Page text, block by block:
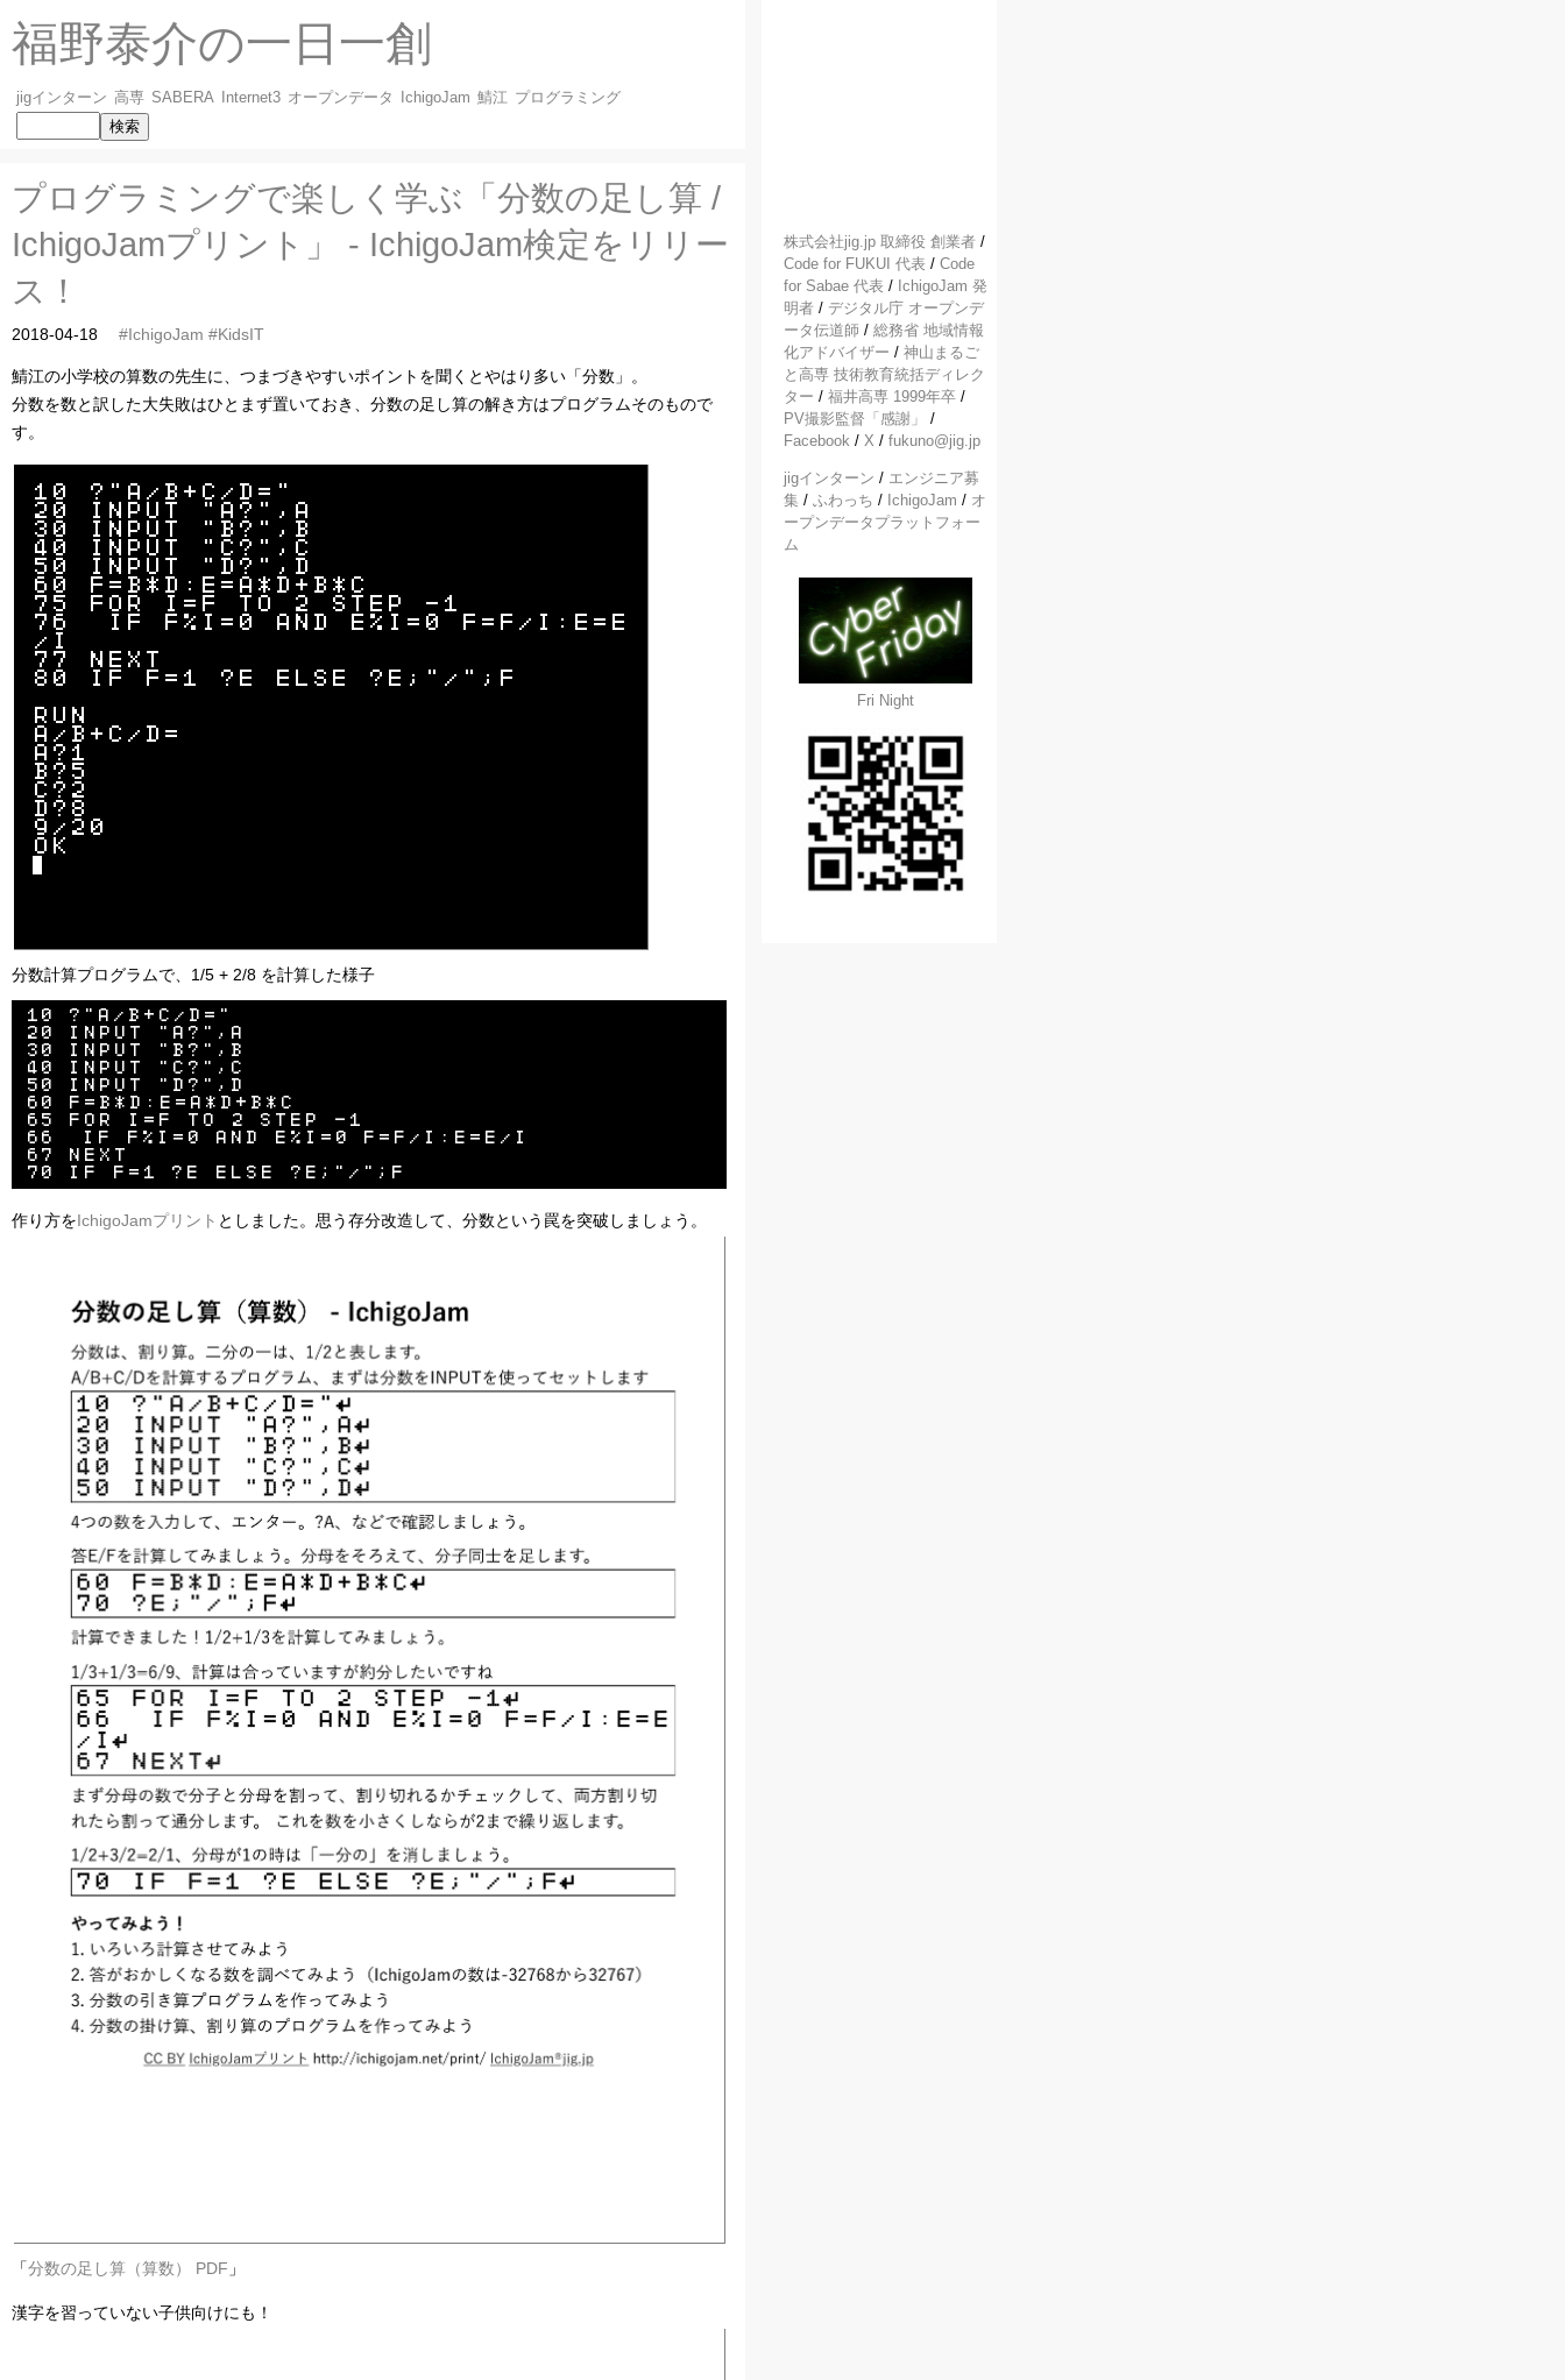
福野泰介の一日一創
jigインターン 高専 SABERA Internet3 オープンデータ IchigoJam 鯖江 プログラミング
プログラミングで楽しく学ぶ「分数の足し算 /
IchigoJamプリント」 - IchigoJam検定をリリー
ス！
2018-04-18 #IchigoJam #KidsIT
鯖江の小学校の算数の先生に、つまづきやすいポイントを聞くとやはり多い「分数」。
分数を数と訳した大失敗はひとまず置いておき、分数の足し算の解き方はプログラムそのもので
す。
分数計算プログラムで、1/5 + 2/8 を計算した様子
10 ?"A/B+C/D="
20 INPUT "A?",A
30 INPUT "B?",B
40 INPUT "C?",C
50 INPUT "D?",D
60 F=B*D:E=A*D+B*C
65 FOR I=F TO 2 STEP -1
66  IF F%I=0 AND E%I=0 F=F/I:E=E/I
67 NEXT
作り方をIchigoJamプリント としました。思う存分改造して、分数という罠を突破しましょう。
「分数の足し算（算数） PDF 」
漢字を習っていない子供向けにも！
株式会社jig.jp 取締役 創業者 /
Code for FUKUI 代表 / Code
for Sabae 代表 / IchigoJam 発
明者 / デジタル庁 オープンデ
ータ伝道師 / 総務省 地域情報
化アドバイザー / 神山まるご
と高専 技術教育統括ディレク
ター / 福井高専 1999年卒 /
PV撮影監督「感謝」
/
Facebook / X / fukuno@jig.jp
jigインターン / エンジニア募
集 / ふわっち / IchigoJam / オ
ープンデータプラットフォー
ム
Fri Night